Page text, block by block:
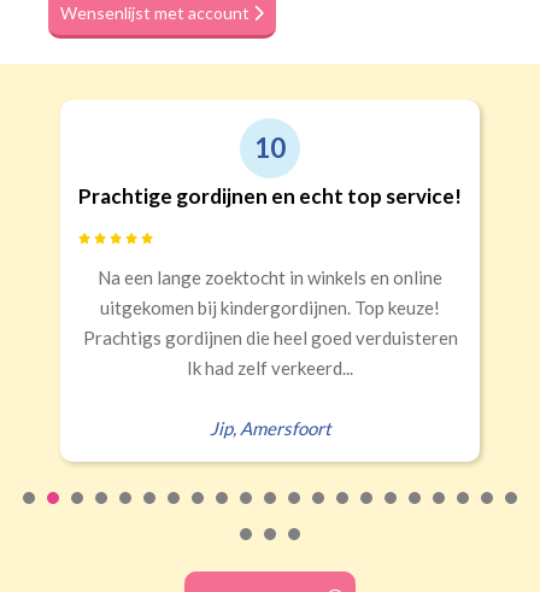
Wensenlijst met account
10
Prachtige gordijnen en echt top service!
Na een lange zoektocht in winkels en online
uitgekomen bij kindergordijnen. Top keuze!
Prachtigs gordijnen die heel goed verduisteren
Ik had zelf verkeerd...
Jip, Amersfoort